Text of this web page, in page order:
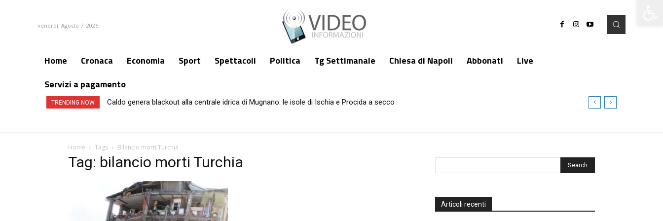
venerdì, Agosto 7, 2026
Home Cronaca Economia Sport Spettacoli Politica Tg Settimanale Chiesa di Napoli Abbonati
Live
Servizi a pagamento
TRENDING NOW Caldo genera blackout alla centrale idrica di Mugnano: le isole di Ischia e Procida a secco
Home Tags Bilancio morti Turchia
Tag: bilancio morti Turchia
Articoli recenti